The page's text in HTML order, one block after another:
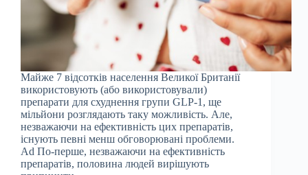
Майже 7 відсотків населення Великої Британії
використовують (або використовували)
препарати для схуднення групи GLP-1, ще
мільйони розглядають таку можливість. Але,
незважаючи на ефективність цих препаратів,
існують певні менш обговорювані проблеми.
Ad По-перше, незважаючи на ефективність
препаратів, половина людей вирішують